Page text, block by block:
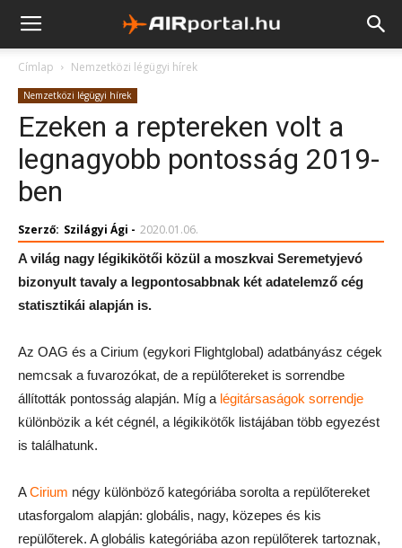
Címlap Nemzetközi légügyi hírek
Nemzetközi légügyi hírek
Ezeken a reptereken volt a
legnagyobb pontosság 2019-
ben
Szerző: Szilágyi Ági - 2020.01.06.
A világ nagy légikikötői közül a moszkvai Seremetyjevó
bizonyult tavaly a legpontosabbnak két adatelemző cég
statisztikái alapján is.
Az OAG és a Cirium (egykori Flightglobal) adatbányász cégek
nemcsak a fuvarozókat, de a repülőtereket is sorrendbe
állították pontosság alapján. Míg a légitársaságok sorrendje
különbözik a két cégnél, a légikikötők listájában több egyezést
is találhatunk.
ACirium négy különböző kategóriába sorolta a repülőtereket
utasforgalom alapján: globális, nagy, közepes és kis
repülőterek. A globális kategóriába azon repülőterek tartoznak,